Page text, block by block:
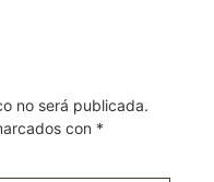
no será publicada.
con *